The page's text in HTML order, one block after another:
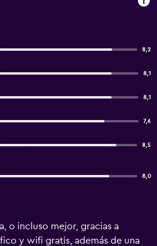
8,2
8,1
8,1
7,6
8,5
8,0
o incluso mejor, gracias a
y wifi gratis, además de una